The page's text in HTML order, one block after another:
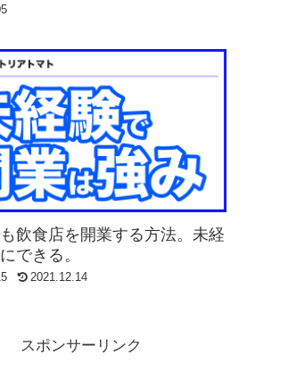
飲食店を開業する方法。未経
できる。
2021.12.14
スポンサーリンク